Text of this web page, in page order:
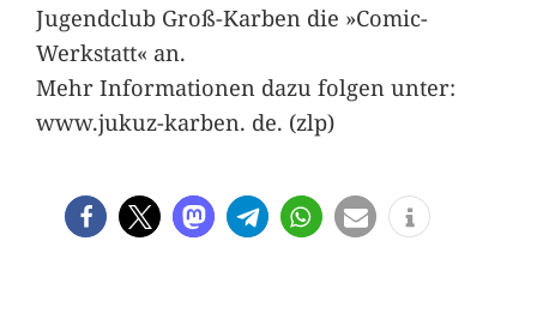
Jugendclub Groß-Karben die »Comic-
Werkstatt« an.
Mehr Informationen dazu folgen unter:
www.jukuz-karben. de. (zlp)